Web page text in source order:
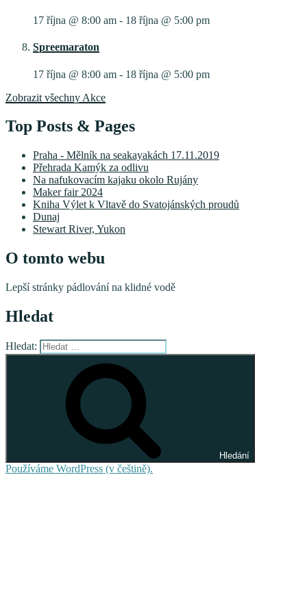
17 října @ 8:00 am - 18 října @ 5:00 pm
Spreemaraton
17 října @ 8:00 am - 18 října @ 5:00 pm
Zobrazit všechny Akce
Top Posts & Pages
Praha - Mělník na seakayakách 17.11.2019
Přehrada Kamýk za odlivu
Na nafukovacím kajaku okolo Rujány
Maker fair 2024
Kniha Výlet k Vltavě do Svatojánských proudů
Dunaj
Stewart River, Yukon
O tomto webu
Lepší stránky pádlování na klidné vodě
Hledat
Hledat:
Hledání
Používáme WordPress (v češtině).